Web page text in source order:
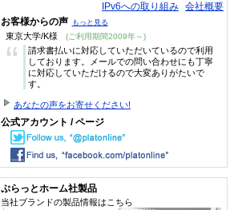
IPv6への取り組み 会社概要
お客様からの声 もっと見る
東京大学/K様 (ご利用期間2009年～)
“
請求書払いに対応していただいているので利用
しております。メールでの問い合わせにも丁寧
に対応していただけるので大変ありがたいで
す。
あなたの声をお寄せください!
公式アカウント / ページ
ぷらっとホーム社製品
当社ブランドの製品情報はこちら